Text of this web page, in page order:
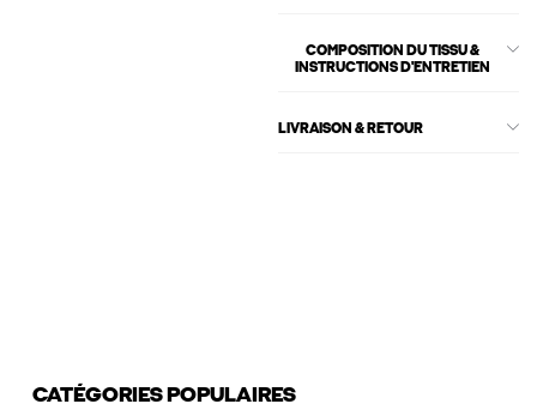
COMPOSITION DU TISSU &
INSTRUCTIONS D'ENTRETIEN
LIVRAISON & RETOUR
CATÉGORIES POPULAIRES